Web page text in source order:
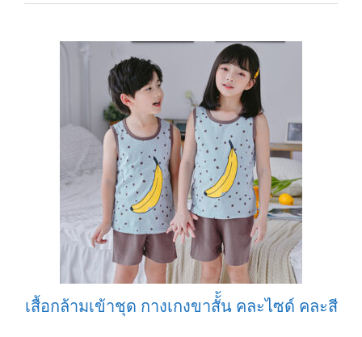
u
f
เสื้อกล้ามเข้าชุด กางเกงขาสั้้น คละไซด์ คละสี